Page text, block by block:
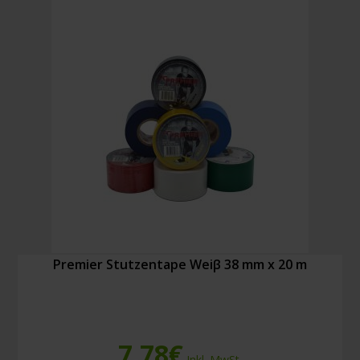
Premier Stutzentape Weiβ 38 mm x 20 m